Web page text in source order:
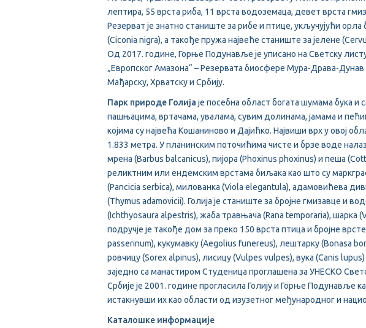
лептира, 55 врста риба, 11 врста водоземаца, девет врста
Резерват је знатно станиште за рибе и птице, укључујући
(Ciconia nigra), а такође пружа највеће станиште за јелене
Од 2017. године, Горње Подунавље је уписано на Светску
„Европског Амазона“ – Резервата биосфере Мура-Драва-Дунав
Мађарску, Хрватску и Србију.
Парк природе Голија је посебна област богата шумама бука
пашњацима, вртачама, увалама, сувим долинама, јамама и
којима су највећа Кошаниново и Дајићко. Највиши врх у овој
1.833 метра. У планинским поточићима чисте и брзе воде
мрена (Barbus balcanicus), пијора (Phoxinus phoxinus) и пеша
реликтним или ендемским врстама биљака као што су
(Pancicia serbica), милованка (Viola elegantula), адамовићева
(Thymus adamovicii). Голија је станиште за бројне гмизавце и
(Ichthyosaura alpestris), жаба травњача (Rana temporaria), шарка
подручје је такође дом за преко 150 врста птица и бројне
passerinum), кукумавку (Aegolius funereus), лештарку (Bonasa
ровчицу (Sorex alpinus), лисицу (Vulpes vulpes), вука (Canis
заједно са манастиром Студеницa проглашена за УНЕСКО
Србије је 2001. године прогласила Голију и Горње Подунавље
истакнувши их као области од изузетног међународног и
Каталошке информације